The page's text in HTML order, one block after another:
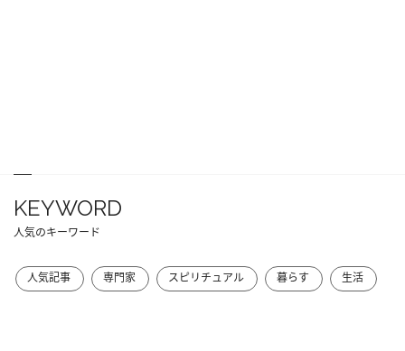
KEYWORD
人気のキーワード
人気記事 専門家 スピリチュアル 暮らす 生活